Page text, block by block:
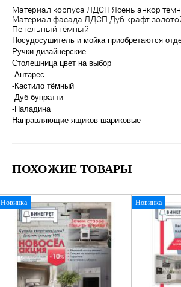
Материал корпуса ЛДСП Ясень анкор
Материал фасада ЛДСП Дуб крафт
Пепельный тёмный
Посудосушитель и мойка приобретаются
Ручки дизайнерские
Столешница цвет на выбор
-Антарес
-Кастило тёмный
-Дуб бунратти
-Паладина
Направляющие ящиков шариковые
ПОХОЖИЕ ТОВАРЫ
Новинка Новинка